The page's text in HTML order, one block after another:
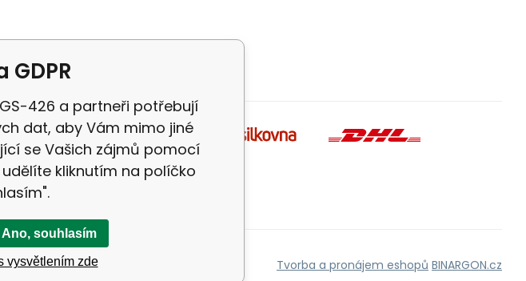
Tvorba a pronájem eshopů BINARGON.cz
GDPR
426 a partneři potřebují
dat, aby Vám mimo jiné
se Vašich zájmů pomocí
kliknutím na políčko
Ano, souhlasím
vysvětlením zde